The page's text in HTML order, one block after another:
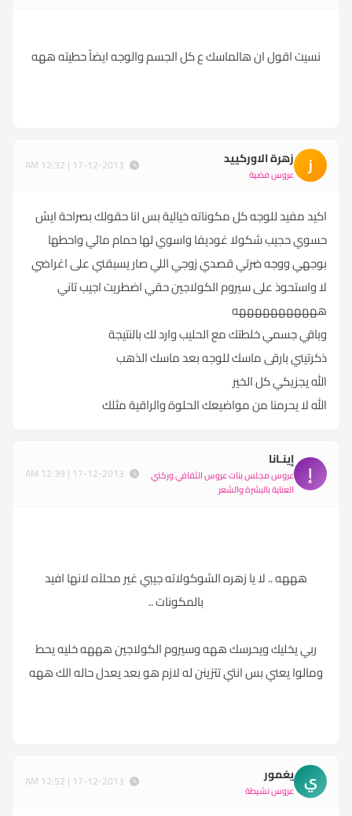
نسيت اقول ان هالماسك ع كل الجسم والوجه ايضاً حطيته ههه
ز زهرة الاوركييد
عروس فضية
اكيد مفيد للوجه كل مكوناته خيالية بس انا حقولك بصراحة ايش
حسوي حجيب شكولا غوديفا واسوي لها حمام مائي واحطها
بوجهي ووجه ضرتي قصدي زوجي اللي صار يسبقني على اغراضي
لا واستحوذ على سيروم الكولاجين حقي اضطريت اجيب تاني
هههههههههههه
وباقي جسمي خلطتك مع الحليب وارد لك بالنتيجة
ذكرتيني بارقى ماسك للوجه بعد ماسك الذهب
الله يجزيكي كل الخير
الله لا يحرمنا من مواضيعك الحلوة والراقية مثلك
إ
إينـانا
عروس مجلس بنات عروس الثقافي وركني
العناية بالبشرة والشعر
هههه .. لا يا زهره الشوكولاته جيبي غير محلآه لانها افيد
بالمكونات ..
ربي يخليك ويحرسك ههه وسيروم الكولاجين هههه خليه يحط
ومالوا يعني بس انتي تتزينن له لازم هو بعد يعدل حاله الك ههه
ي يغمور
عروس نشيطة